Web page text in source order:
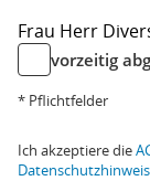
Frau Herr
vorzeitig
* Pflichtfelder
Ich akzeptiere die